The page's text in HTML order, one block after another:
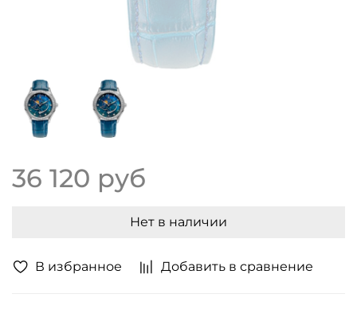
В избранное Добавить в сравнение
36 120 руб
Нет в наличии